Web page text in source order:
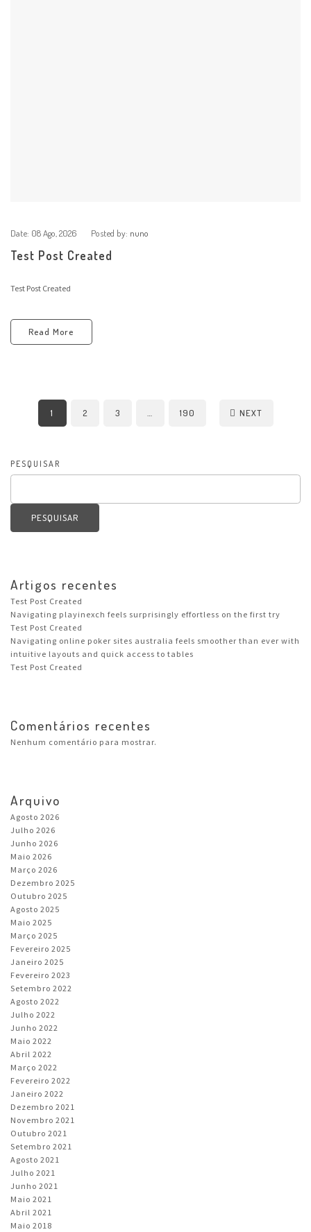
PESQUISAR
PESQUISAR
Artigos recentes
Test Post Created
Navigating playinexch feels surprisingly effortless on the first try
Test Post Created
Navigating online poker sites australia feels smoother than ever with
intuitive layouts and quick access to tables
Test Post Created
Comentários recentes
Nenhum comentário para mostrar.
Arquivo
Agosto 2026
Julho 2026
Junho 2026
Maio 2026
Março 2026
Dezembro 2025
Outubro 2025
Agosto 2025
Maio 2025
Março 2025
Fevereiro 2025
Janeiro 2025
Fevereiro 2023
Setembro 2022
Agosto 2022
Julho 2022
Junho 2022
Maio 2022
Abril 2022
Março 2022
Fevereiro 2022
Janeiro 2022
Dezembro 2021
Novembro 2021
Outubro 2021
Setembro 2021
Agosto 2021
Julho 2021
Junho 2021
Maio 2021
Abril 2021
Maio 2018
Date: 08 Ago, 2026 Posted by: nuno
Test Post Created
Test Post Created
Read More
1 2 3 190 NEXT